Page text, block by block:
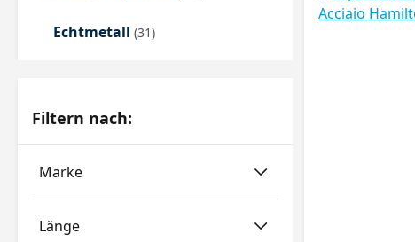
Echtmetall (31)
Filtern nach:
Marke
Länge